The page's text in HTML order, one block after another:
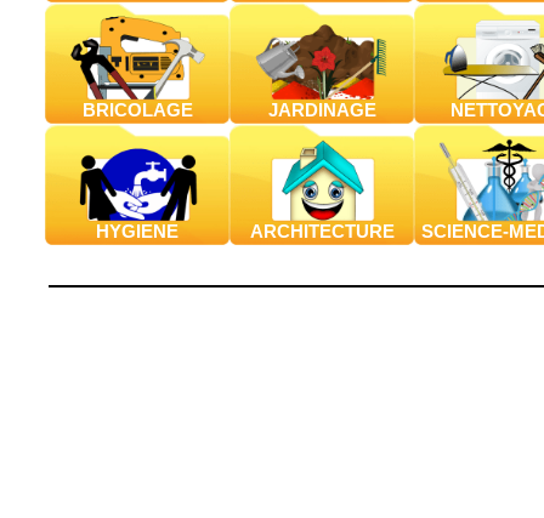
BRICOLAGE JARDINAGE
HYGIENE ARCHITECTURE SCIENCE-